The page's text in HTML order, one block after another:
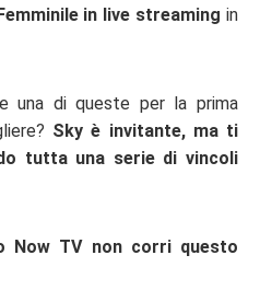
in live streaming in
una di queste per la prima
Sky è invitante, ma ti
tutta una serie di vincoli
Now TV non corri questo